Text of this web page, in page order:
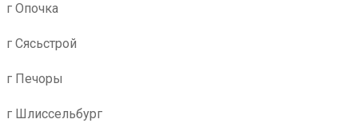
г Опочка
г Сясьстрой
г Печоры
г Шлиссельбург